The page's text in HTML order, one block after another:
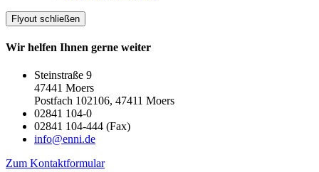
Flyout schließen
Wir helfen Ihnen gerne weiter
Steinstraße 9
47441 Moers
Postfach 102106, 47411 Moers
02841 104-0
02841 104-444 (Fax)
info@enni.de
Zum Kontaktformular